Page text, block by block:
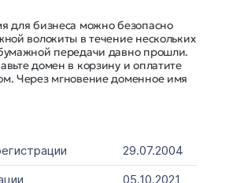
для бизнеса можно безопасно
волокиты в течение нескольких
передачи давно прошли.
домен в корзину и оплатите
Через мгновение доменное имя
29.07.2004
05.10.2021